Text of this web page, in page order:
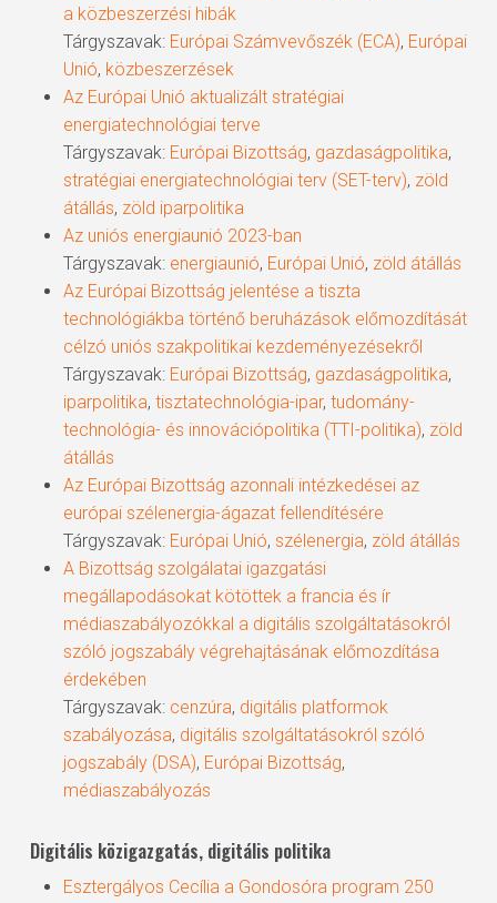
a közbeszerzési hibák
Tárgyszavak: Európai Számvevőszék (ECA), Európai
Unió, közbeszerzések
Az Európai Unió aktualizált stratégiai
energiatechnológiai terve
Tárgyszavak: Európai Bizottság, gazdaságpolitika,
stratégiai energiatechnológiai terv (SET-terv), zöld
átállás, zöld iparpolitika
Az uniós energiaunió 2023-ban
Tárgyszavak: energiaunió, Európai Unió, zöld átállás
Az Európai Bizottság jelentése a tiszta
technológiákba történő beruházások előmozdítását
célzó uniós szakpolitikai kezdeményezésekről
Tárgyszavak: Európai Bizottság, gazdaságpolitika,
iparpolitika, tisztatechnológia-ipar, tudomány-
technológia- és innovációpolitika (TTI-politika), zöld
átállás
Az Európai Bizottság azonnali intézkedései az
európai szélenergia-ágazat fellendítésére
Tárgyszavak: Európai Unió, szélenergia, zöld átállás
A Bizottság szolgálatai igazgatási
megállapodásokat kötöttek a francia és ír
médiaszabályozókkal a digitális szolgáltatásokról
szóló jogszabály végrehajtásának előmozdítása
érdekében
Tárgyszavak: cenzúra, digitális platformok
szabályozása, digitális szolgáltatásokról szóló
jogszabály (DSA), Európai Bizottság,
médiaszabályozás
Digitális közigazgatás, digitális politika
Esztergályos Cecília a Gondosóra program 250